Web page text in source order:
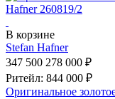
В корзине
Stefan Hafner
347 500 278 000 ₽
Ритейл: 844 000 ₽
Оригинальное